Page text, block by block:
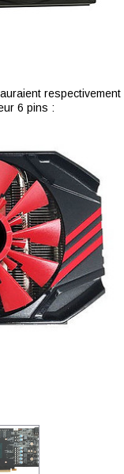
respectivement
6 pins :